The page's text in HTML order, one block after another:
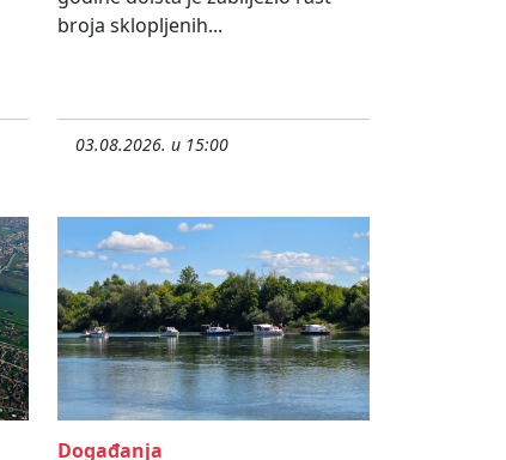
broja sklopljenih...
03.08.2026. u 15:00
Događanja